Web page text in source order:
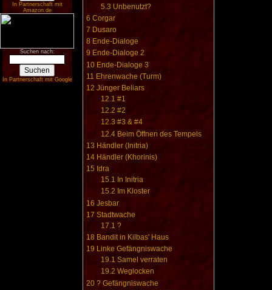
In Partnerschaft mit
Amazon.de
Suchen nach:
In Partnerschaft mit Google
5.3 Unbenutzt?
6 Corgar
7 Dusaro
8 Ende-Dialoge
9 Ende-Dialoge 2
10 Ende-Dialoge 3
11 Ehrenwache (Turm)
12 Jünger Beliars
12.1 #1
12.2 #2
12.3 #3 & #4
12.4 Beim Öffnen des Tempels
13 Händler (Initria)
14 Händler (Khorinis)
15 Idra
15.1 In Initria
15.2 Im Kloster
16 Jesbar
17 Stadtwache
17.1 ?
18 Bandit in Kilbas' Haus
19 Linke Gefängniswache
19.1 Samel verraten
19.2 Weglocken
20 ? Gefängniswache